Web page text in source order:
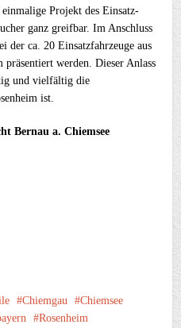
Projekt des Einsatz-
ganz greifbar. Im Anschluss
der ca. 20 Einsatzfahrzeuge aus
präsentiert werden. Dieser Anlass
und vielfältig die
ist.
Bernau a. Chiemsee
Chiemgau
Chiemsee
Rosenheim